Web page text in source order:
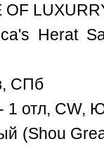
Herat
СПб
1 отл, CW,
(Shou